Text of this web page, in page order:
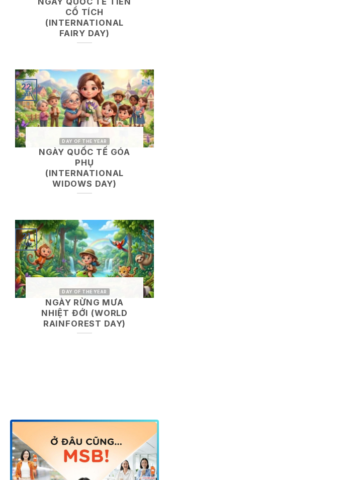
CỔ TÍCH
(INTERNATIONAL
FAIRY DAY)
DAY OF THE YEAR
NGÀY QUỐC TẾ GÓA
PHỤ
(INTERNATIONAL
WIDOWS DAY)
22
Jun
DAY OF THE YEAR
NGÀY RỪNG MƯA
NHIỆT ĐỚI (WORLD
RAINFOREST DAY)
21
Jun